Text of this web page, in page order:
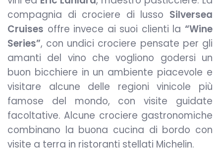
compagnia di crociere di lusso Silversea
Cruises offre invece ai suoi clienti la “Wine
Series”, con undici crociere pensate per gli
amanti del vino che vogliono godersi un
buon bicchiere in un ambiente piacevole e
visitare alcune delle regioni vinicole più
famose del mondo, con visite guidate
facoltative. Alcune crociere gastronomiche
combinano la buona cucina di bordo con
visite a terra in ristoranti stellati Michelin.